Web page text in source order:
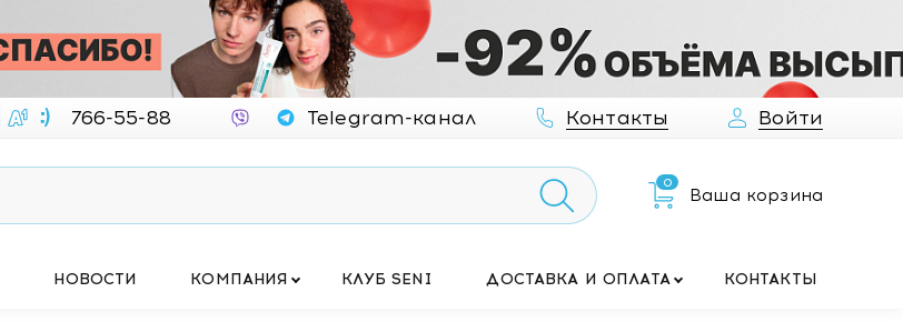
766-55-88 Telegram-канал Контакты Войти
0
Ваша корзина
НОВОСТИ КОМПАНИЯ КЛУБ SENI ДОСТАВКА И ОПЛАТА КОНТАКТЫ